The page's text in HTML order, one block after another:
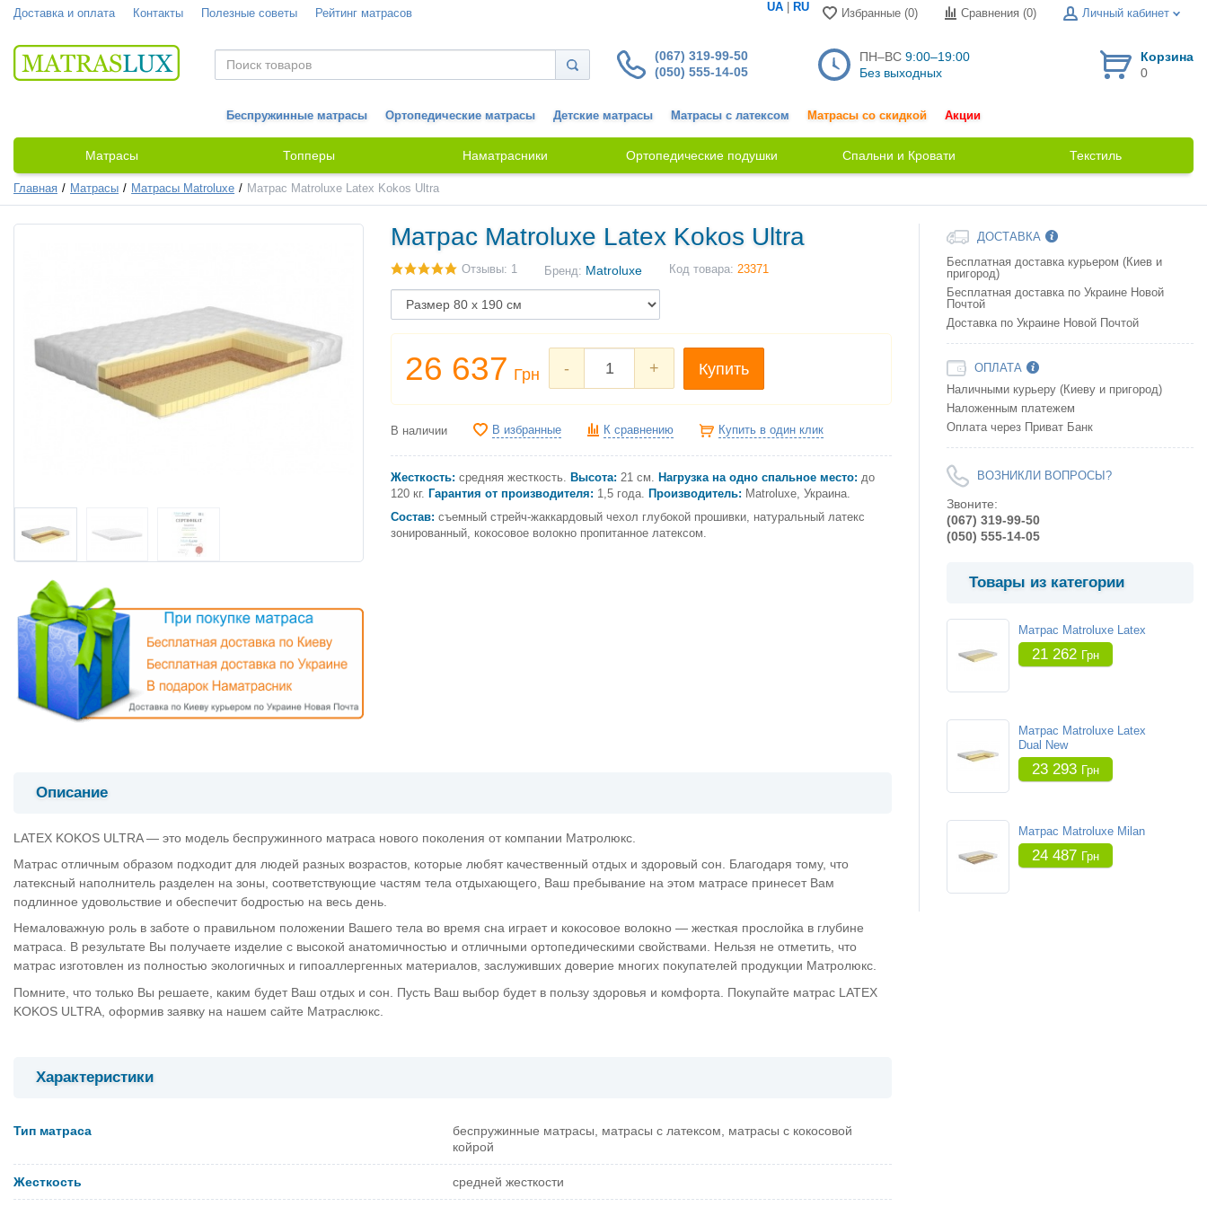
Доставка и оплата Контакты Полезные советы Рейтинг матрасов UA RU Избранные (0) Сравнения (0) Личный кабинет
(067) 319-99-50
(050) 555-14-05
ПН–ВС 9:00–19:00
Без выходных
Корзина
0
Беспружинные матрасы Ортопедические матрасы Детские матрасы Матрасы с латексом Матрасы со скидкой Акции
Матрасы Топперы Наматрасники Ортопедические подушки Спальни и Кровати Текстиль
Главная Матрасы Матрасы Matroluxe Матрас Matroluxe Latex Kokos Ultra
Матрас Matroluxe Latex Kokos Ultra
Отзывы: 1 Бренд: Matroluxe Код товара: 23371
26 637 Грн - + Купить
В наличии В избранные К сравнению Купить в один клик
Жесткость: средняя жесткость. Высота: 21 см. Нагрузка на одно спальное место: до
120 кг. Гарантия от производителя: 1,5 года. Производитель: Matroluxe, Украина.
Состав: съемный стрейч-жаккардовый чехол глубокой прошивки, натуральный латекс
зонированный, кокосовое волокно пропитанное латексом.
Описание
LATEX KOKOS ULTRA — это модель беспружинного матраса нового поколения от компании Матролюкс.
Матрас отличным образом подходит для людей разных возрастов, которые любят качественный отдых и здоровый сон. Благодаря тому, что
латексный наполнитель разделен на зоны, соответствующие частям тела отдыхающего, Ваш пребывание на этом матрасе принесет Вам
подлинное удовольствие и обеспечит бодростью на весь день.
Немаловажную роль в заботе о правильном положении Вашего тела во время сна играет и кокосовое волокно — жесткая прослойка в глубине
матраса. В результате Вы получаете изделие с высокой анатомичностью и отличными ортопедическими свойствами. Нельзя не отметить, что
матрас изготовлен из полностью экологичных и гипоаллергенных материалов, заслуживших доверие многих покупателей продукции Матролюкс.
Помните, что только Вы решаете, каким будет Ваш отдых и сон. Пусть Ваш выбор будет в пользу здоровья и комфорта. Покупайте матрас LATEX
KOKOS ULTRA, оформив заявку на нашем сайте Матраслюкс.
Характеристики
Тип матраса
беспружинные матрасы, матрасы с латексом, матрасы с кокосовой
койрой
Жесткость средней жесткости
ДОСТАВКА
Бесплатная доставка курьером (Киев и
пригород)
Бесплатная доставка по Украине Новой
Почтой
Доставка по Украине Новой Почтой
ОПЛАТА
Наличными курьеру (Киеву и пригород)
Наложенным платежем
Оплата через Приват Банк
ВОЗНИКЛИ ВОПРОСЫ?
Звоните:
(067) 319-99-50
(050) 555-14-05
Товары из категории
Матрас Matroluxe Latex
21 262 Грн
Матрас Matroluxe Latex
Dual New
23 293 Грн
Матрас Matroluxe Milan
24 487 Грн